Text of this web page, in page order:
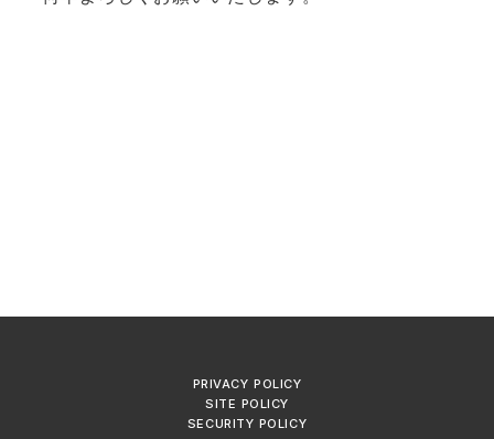
PRIVACY POLICY
SITE POLICY
SECURITY POLICY